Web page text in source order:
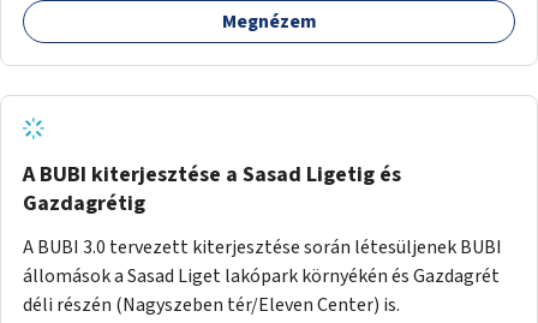
barátságosabbá és zöldebbé lehetne tenni a megállókat.
Megnézem
A BUBI kiterjesztése a Sasad Ligetig és
Gazdagrétig
A BUBI 3.0 tervezett kiterjesztése során létesüljenek BUBI
állomások a Sasad Liget lakópark környékén és Gazdagrét
déli részén (Nagyszeben tér/Eleven Center) is.